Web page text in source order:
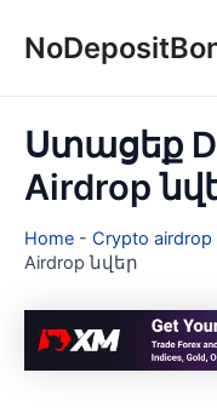
Ստացեք
Airdrop
Home - Crypto airdrop
Airdrop նվեր